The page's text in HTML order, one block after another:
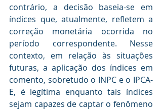
contrário, a decisão baseia-se em
índices que, atualmente, refletem a
correção monetária ocorrida no
período correspondente. Nesse
contexto, em relação às situações
futuras, a aplicação dos índices em
comento, sobretudo o INPC e o IPCA-
E, é legítima enquanto tais índices
sejam capazes de captar o fenômeno